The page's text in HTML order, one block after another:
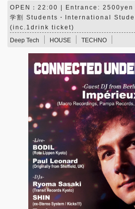
OPEN：22:00 | Entrance:
学割 Students・International
(inc.1drink ticket)
Deep Tech
HOUSE TECHNO